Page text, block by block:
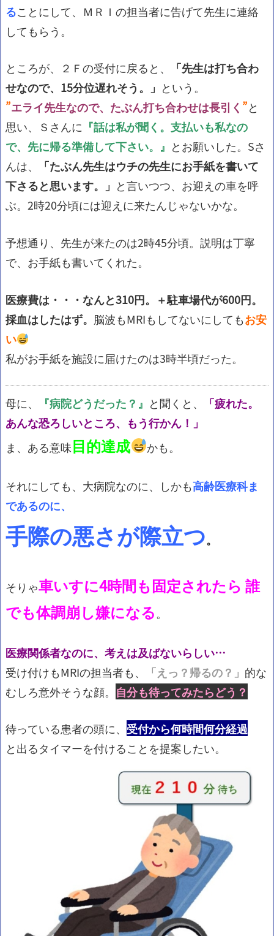
ることにして、ＭＲＩの担当者に告げて先生に連絡
してもらう。
ところが、２Ｆの受付に戻ると、
「先生は打ち合わ
せなので、15分位遅れそう。」 という。
”エライ先生なので、たぶん打ち合わせは長引く ”と
思い、Ｓさんに 『話は私が聞く。支払いも私なの
で、先に帰る準備して下さい。』 とお願いした。Sさ
んは、
「たぶん先生はウチの先生にお手紙を書いて
下さると思います。」 と言いつつ、お迎えの車を呼
ぶ。2時20分頃には迎えに来たんじゃないかな。
予想通り、先生が来たのは2時45分頃。説明は丁寧
で、お手紙も書いてくれた。
医療費は・・・なんと310円。＋駐車場代が600円。
採血はしたはず。 脳波もMRIもしてないにしてもお安
い
私がお手紙を施設に届けたのは3時半頃だった。
母に、 『病院どうだった？』 と聞くと、
「疲れた。
あんな恐ろしいところ、もう行かん！」
ま、ある意味目的達成 かも。
それにしても、大病院なのに、しかも高齢医療科ま
であるのに、
手際の悪さが際立つ。
そりゃ車いすに4時間も固定されたら 誰
でも体調崩し嫌になる。
医療関係者なのに、考えは及ばないらしい…
受け付けもMRIの担当者も、
「えっ？帰るの？」 的な
むしろ意外そうな顔。 自分も待ってみたらどう？
待っている患者の頭に、 受付から何時間何分経過
と出るタイマーを付けることを提案したい。